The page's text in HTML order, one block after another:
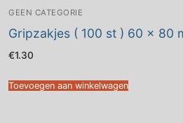
GEEN CATEGORIE
Gripzakjes ( 100 st ) 60 x 80
€1.30
Toevoegen aan winkelwagen